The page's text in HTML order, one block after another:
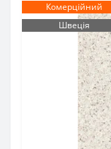
Комерційний
Швеція